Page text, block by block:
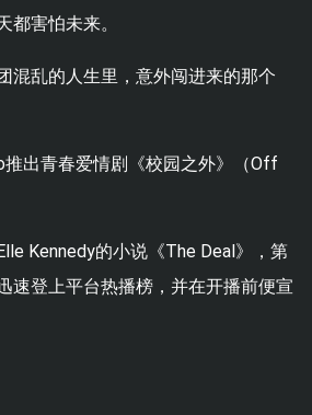
都害怕未来。
混乱的人生里，意外闯进来的那个
推出青春爱情剧《校园之外》（Off
Kennedy的小说《The Deal》，第
速登上平台热播榜，并在开播前便宣